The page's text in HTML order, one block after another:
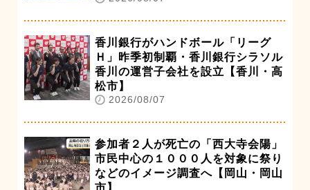
香川銀行がハンドボール「リーグ
Ｈ」昨季初制覇・香川銀行シラソル
香川の運営子会社を設立【香川・高
松市】
2026/08/07
参加者２人が死亡の「西大寺会陽」
市民中心の１０００人を対象に祭り
などのイメージ調査へ【岡山・岡山
市】